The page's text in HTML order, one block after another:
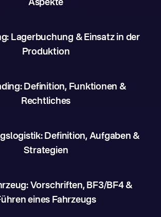
Aspekte
Lagerbuchung & Einsatz in der
Produktion
Definition, Funktionen &
Rechtliches
Definition, Aufgaben &
Strategien
Vorschriften, BF3/BF4 &
eines Fahrzeugs